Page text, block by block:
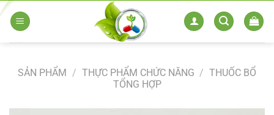
Skip
SẢN PHẨM / THỰC PHẨM CHỨC NĂNG / THUỐC BỔ
TỔNG HỢP